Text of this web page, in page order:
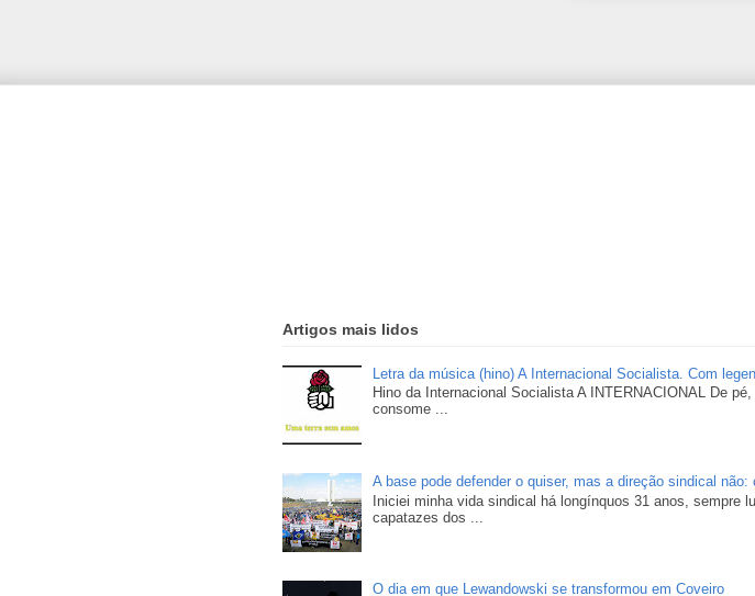
Artigos mais lidos
Letra da música (hino) A Internacional Socialista. Com
Hino da Internacional Socialista A INTERNACIONAL De
consome ...
A base pode defender o quiser, mas a direção sindical
Iniciei minha vida sindical há longínquos 31 anos, sempre
capatazes dos ...
O dia em que Lewandowski se transformou em Coveiro